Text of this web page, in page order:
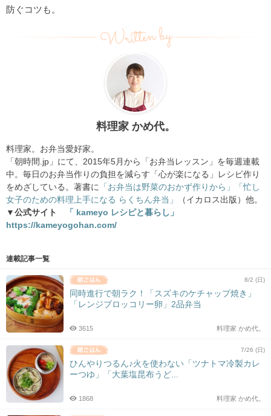
防ぐコツも。
Written by
料理家 かめ代。
料理家。お弁当愛好家。
「朝時間.jp」にて、2015年5月から「お弁当レッスン」を毎週連載
中。毎日のお弁当作りの負担を減らす「心が楽になる」レシピ作り
をめざしている。著書に
「お弁当は野菜のおかず作りから」
「忙し
女子のための料理上手になる らくちん弁当」
（イカロス出版）他。
▼公式サイト
「 kameyo レシピと暮らし」
https://kameyogohan.com/
連載記事一覧
8/2 (日)
同時進行で朝ラク！「スズキのケチャップ焼き」
「レンジブロッコリー卵」2品弁当
料理家 かめ代。
3615
7/26 (日)
ひんやりつるん♪火を使わない「ツナトマ冷製カレ
ーつゆ」「大葉塩昆布うど...
料理家 かめ代。
1868